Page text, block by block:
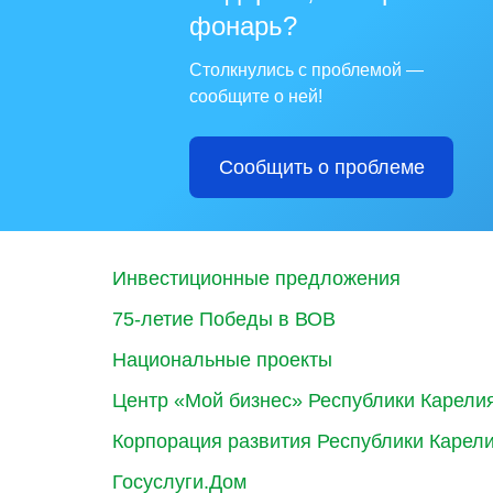
фонарь?
Столкнулись с проблемой —
сообщите о ней!
Сообщить о проблеме
Инвестиционные предложения
75-летие Победы в ВОВ
Национальные проекты
Центр «Мой бизнес» Республики
Корпорация развития Республики
Госуслуги.Дом